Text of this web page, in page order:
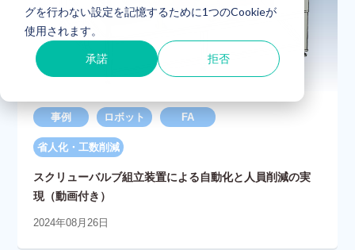
グを行わない設定を記憶するために1つのCookieが
使用されます。
承諾 拒否
事例 ロボット FA
省人化・工数削減
スクリューバルブ組立装置による自動化と人員削減の実
現（動画付き）
2024年08月26日